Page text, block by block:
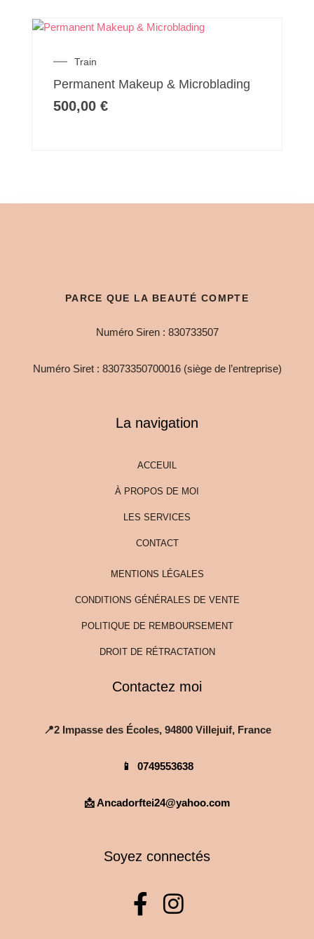
Train
Permanent Makeup & Microblading
500,00 €
PARCE QUE LA BEAUTÉ COMPTE
Numéro Siren : 830733507
Numéro Siret : 83073350700016 (siège de l’entreprise)
La navigation
ACCEUIL
À PROPOS DE MOI
LES SERVICES
CONTACT
MENTIONS LÉGALES
CONDITIONS GÉNÉRALES DE VENTE
POLITIQUE DE REMBOURSEMENT
DROIT DE RÉTRACTATION
Contactez moi
📍2 Impasse des Écoles, 94800 Villejuif, France
📱 0749553638
📩 Ancadorftei24@yahoo.com
Soyez connectés
F
a
I